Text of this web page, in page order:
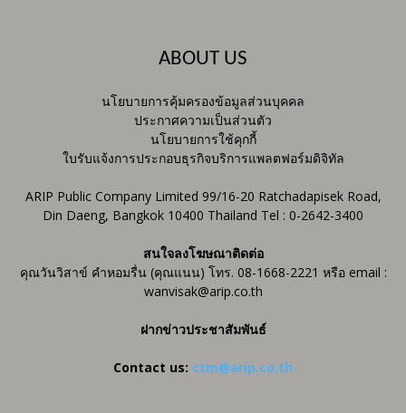
ABOUT US
นโยบายการคุ้มครองข้อมูลส่วนบุคคล
ประกาศความเป็นส่วนตัว
นโยบายการใช้คุกกี้
ใบรับแจ้งการประกอบธุรกิจบริการแพลตฟอร์มดิจิทัล
ARIP Public Company Limited 99/16-20 Ratchadapisek Road,
Din Daeng, Bangkok 10400 Thailand Tel : 0-2642-3400
สนใจลงโฆษณาติดต่อ
คุณวันวิสาข์ คำหอมรื่น (คุณแนน) โทร. 08-1668-2221 หรือ email :
wanvisak@arip.co.th
ฝากข่าวประชาสัมพันธ์
Contact us: ctm@arip.co.th